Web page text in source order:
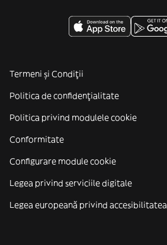
Termeni și Condiții
Politica de confidenţialitate
Politica privind modulele cookie
Conformitate
Configurare module cookie
Legea privind serviciile digitale
Legea europeană privind accesibilitatea